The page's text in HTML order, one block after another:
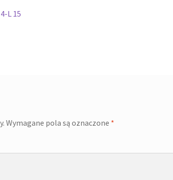
L 15
Wymagane pola są oznaczone *